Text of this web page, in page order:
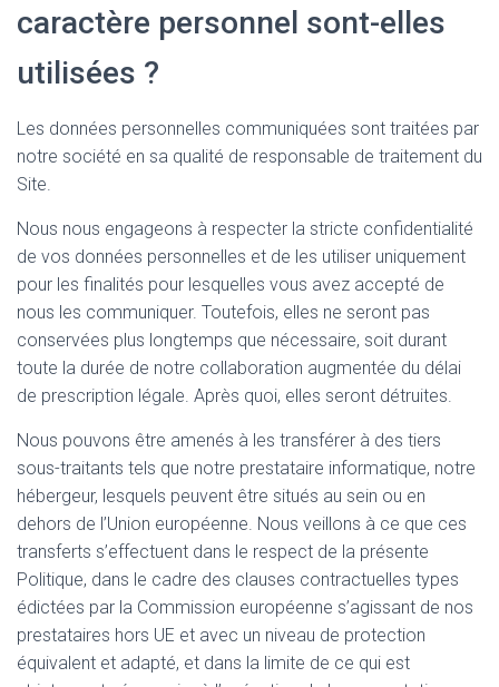
caractère personnel sont-elles
utilisées ?
Les données personnelles communiquées sont traitées par
notre société en sa qualité de responsable de traitement du
Site.
Nous nous engageons à respecter la stricte confidentialité
de vos données personnelles et de les utiliser uniquement
pour les finalités pour lesquelles vous avez accepté de
nous les communiquer. Toutefois, elles ne seront pas
conservées plus longtemps que nécessaire, soit durant
toute la durée de notre collaboration augmentée du délai
de prescription légale. Après quoi, elles seront détruites.
Nous pouvons être amenés à les transférer à des tiers
sous-traitants tels que notre prestataire informatique, notre
hébergeur, lesquels peuvent être situés au sein ou en
dehors de l’Union européenne. Nous veillons à ce que ces
transferts s’effectuent dans le respect de la présente
Politique, dans le cadre des clauses contractuelles types
édictées par la Commission européenne s’agissant de nos
prestataires hors UE et avec un niveau de protection
équivalent et adapté, et dans la limite de ce qui est